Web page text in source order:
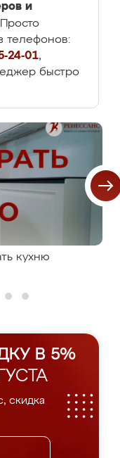
и
телефонов:
24-01,
быстро
кухню
В 5%
скидка